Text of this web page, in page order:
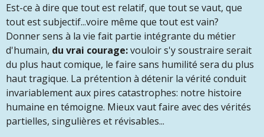
Est-ce à dire que tout est relatif, que tout se vaut, que
tout est subjectif...voire même que tout est vain?
Donner sens à la vie fait partie intégrante du métier
d'humain, du vrai courage:vouloir s'y soustraire serait
du plus haut comique, le faire sans humilité sera du plus
haut tragique. La prétention à détenir la vérité conduit
invariablement aux pires catastrophes: notre histoire
humaine en témoigne. Mieux vaut faire avec des vérités
partielles, singulières et révisables...